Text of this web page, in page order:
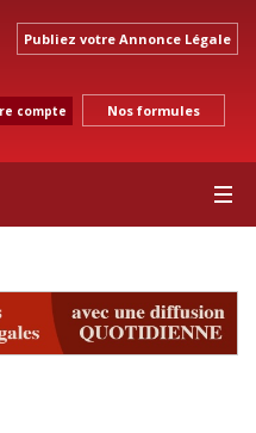
Publiez votre Annonce Légale
compte Nos formules